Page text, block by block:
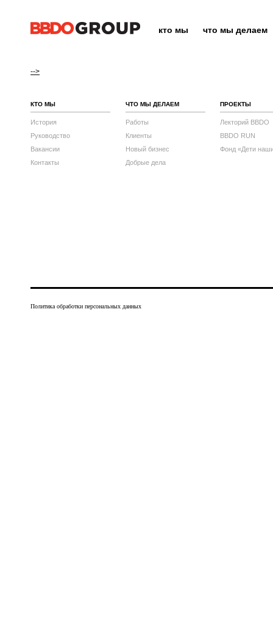
кто мы что мы делаем
-->
КТО МЫ
История
Руководство
Вакансии
Контакты
ЧТО МЫ ДЕЛАЕМ
Работы
Клиенты
Новый бизнес
Добрые дела
ПРОЕКТЫ
Лекторий BBDO
BBDO RUN
Фонд «Дети
Политика обработки персональных данных